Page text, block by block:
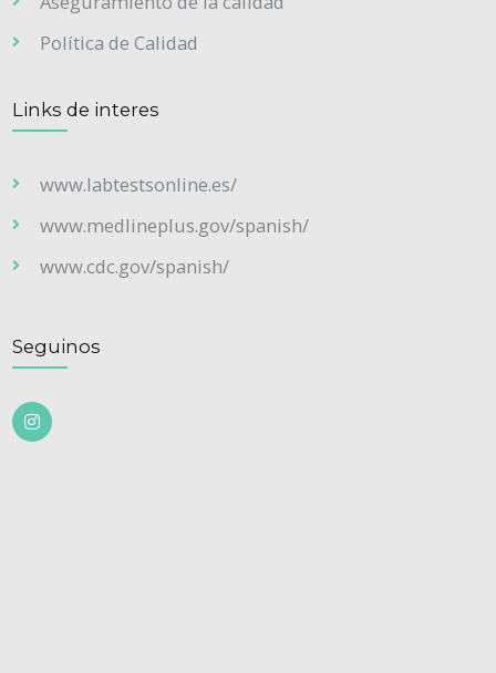
Política de Calidad
Links de interes
www.labtestsonline.es/
www.medlineplus.gov/spanish/
www.cdc.gov/spanish/
Seguinos